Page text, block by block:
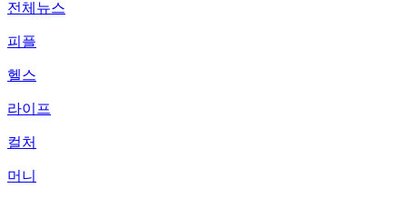
전체뉴스
피플
헬스
라이프
컬처
머니